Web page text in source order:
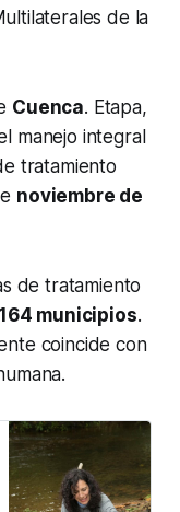
de la
Cuenca. Etapa,
manejo integral
tratamiento
noviembre de
de tratamiento
164 municipios.
coincide con